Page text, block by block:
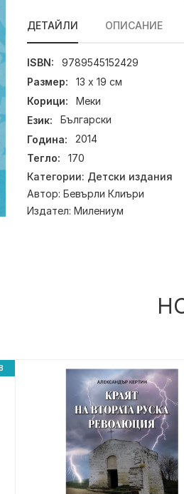
ДЕТАЙЛИ ОПИСАНИЕ
ISBN:
9789545152429
Размер:
13 х 19 см
Корици:
Меки
Език:
Български
Година:
2014
Тегло:
170
Категории: Детски издания
Автор: Бевърли Клиъри
Издател: Милениум